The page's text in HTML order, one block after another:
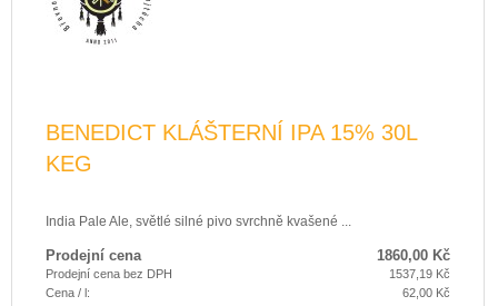
BENEDICT KLÁŠTERNÍ IPA 15% 30L
KEG
India Pale Ale, světlé silné pivo svrchně kvašené ...
Prodejní cena 1860,00 Kč
Prodejní cena bez DPH
1537,19 Kč
Cena / l:
62,00 Kč